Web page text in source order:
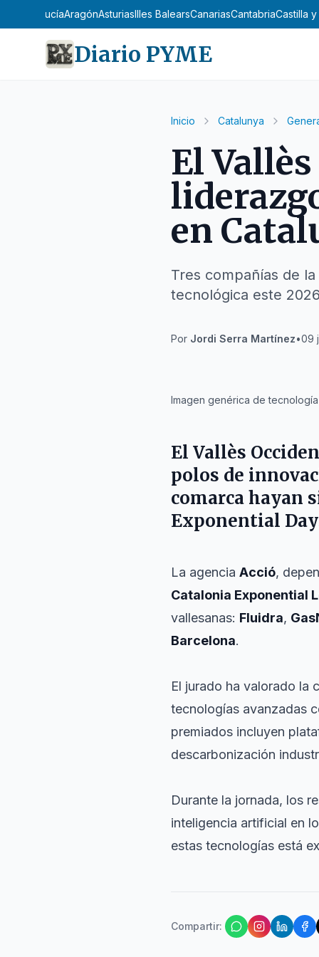
AndalucíaAragónAsturiasIlles BalearsCanariasCantabriaCastilla
Diario PYME
Inicio Catalunya
El
en
Tres compañías de
tecnológica este
Por Jordi Serra Martínez•09
Imagen genérica de
El Vallès
polos de
comarca hayan
Exponential Day
La agencia Acció,
Catalonia Exponential
vallesanas: Fluidra,
Barcelona.
El jurado ha valorado la
tecnologías avanzadas
premiados incluyen
descarbonización
Durante la jornada, los
inteligencia artificial en
estas tecnologías está
Compartir: